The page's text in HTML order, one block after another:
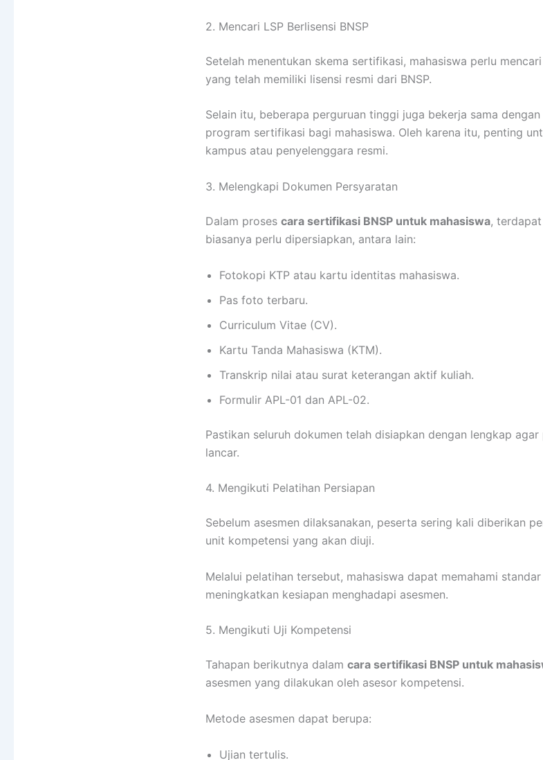
2. Mencari LSP Berlisensi BNSP
Setelah menentukan skema sertifikasi, mahasiswa perlu
yang telah memiliki lisensi resmi dari BNSP.
Selain itu, beberapa perguruan tinggi juga bekerja sama
program sertifikasi bagi mahasiswa. Oleh karena itu, penting
kampus atau penyelenggara resmi.
3. Melengkapi Dokumen Persyaratan
Dalam proses cara sertifikasi BNSP untuk mahasiswa,
biasanya perlu dipersiapkan, antara lain:
Fotokopi KTP atau kartu identitas mahasiswa.
Pas foto terbaru.
Curriculum Vitae (CV).
Kartu Tanda Mahasiswa (KTM).
Transkrip nilai atau surat keterangan aktif kuliah.
Formulir APL-01 dan APL-02.
Pastikan seluruh dokumen telah disiapkan dengan lengkap
lancar.
4. Mengikuti Pelatihan Persiapan
Sebelum asesmen dilaksanakan, peserta sering kali diberikan
unit kompetensi yang akan diuji.
Melalui pelatihan tersebut, mahasiswa dapat memahami
meningkatkan kesiapan menghadapi asesmen.
5. Mengikuti Uji Kompetensi
Tahapan berikutnya dalam cara sertifikasi BNSP untuk
asesmen yang dilakukan oleh asesor kompetensi.
Metode asesmen dapat berupa:
Ujian tertulis.